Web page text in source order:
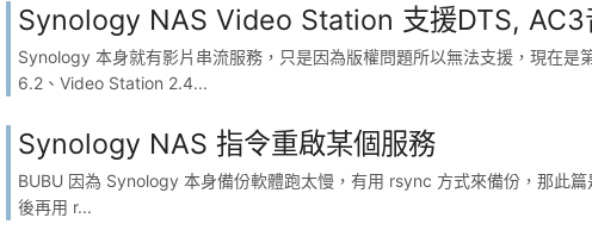
Synology NAS Video Station 支援DTS, AC3
Synology 本身就有影片串流服務，只是因為版權問題所以無法支援，現在
6.2、Video Station 2.4...
Synology NAS 指令重啟某個服務
BUBU 因為 Synology 本身備份軟體跑太慢，有用 rsync 方式來備份，那此
後再用 r...